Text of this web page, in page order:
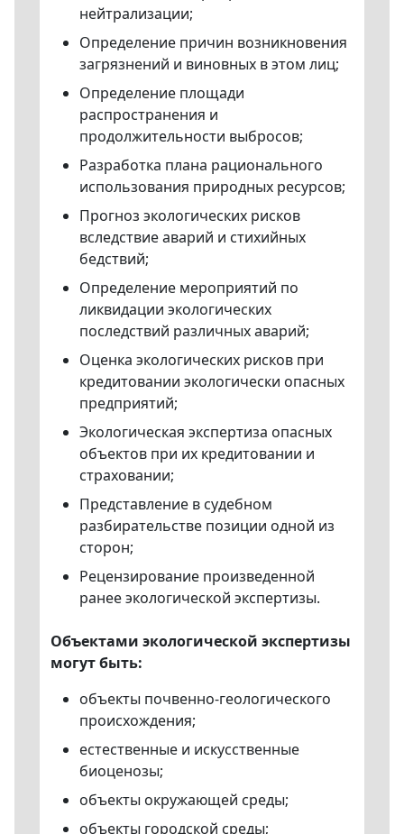
нейтрализации;
Определение причин возникновения
загрязнений и виновных в этом лиц;
Определение площади
распространения и
продолжительности выбросов;
Разработка плана рационального
использования природных ресурсов;
Прогноз экологических рисков
вследствие аварий и стихийных
бедствий;
Определение мероприятий по
ликвидации экологических
последствий различных аварий;
Оценка экологических рисков при
кредитовании экологически опасных
предприятий;
Экологическая экспертиза опасных
объектов при их кредитовании и
страховании;
Представление в судебном
разбирательстве позиции одной из
сторон;
Рецензирование произведенной
ранее экологической экспертизы.
Объектами экологической экспертизы
могут быть:
объекты почвенно-геологического
происхождения;
естественные и искусственные
биоценозы;
объекты окружающей среды;
объекты городской среды;